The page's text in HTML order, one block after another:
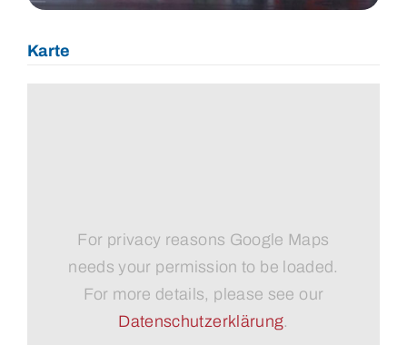
Karte
For privacy reasons Google Maps
needs your permission to be loaded.
For more details, please see our
Datenschutzerklärung.